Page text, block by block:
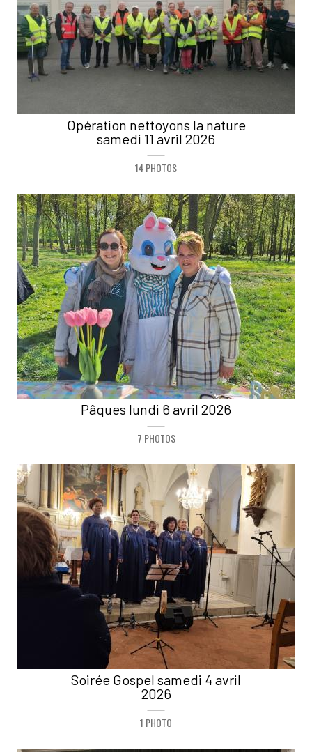
Opération nettoyons la nature
samedi 11 avril 2026
14 PHOTOS
Pâques lundi 6 avril 2026
7 PHOTOS
Soirée Gospel samedi 4 avril
2026
1 PHOTO